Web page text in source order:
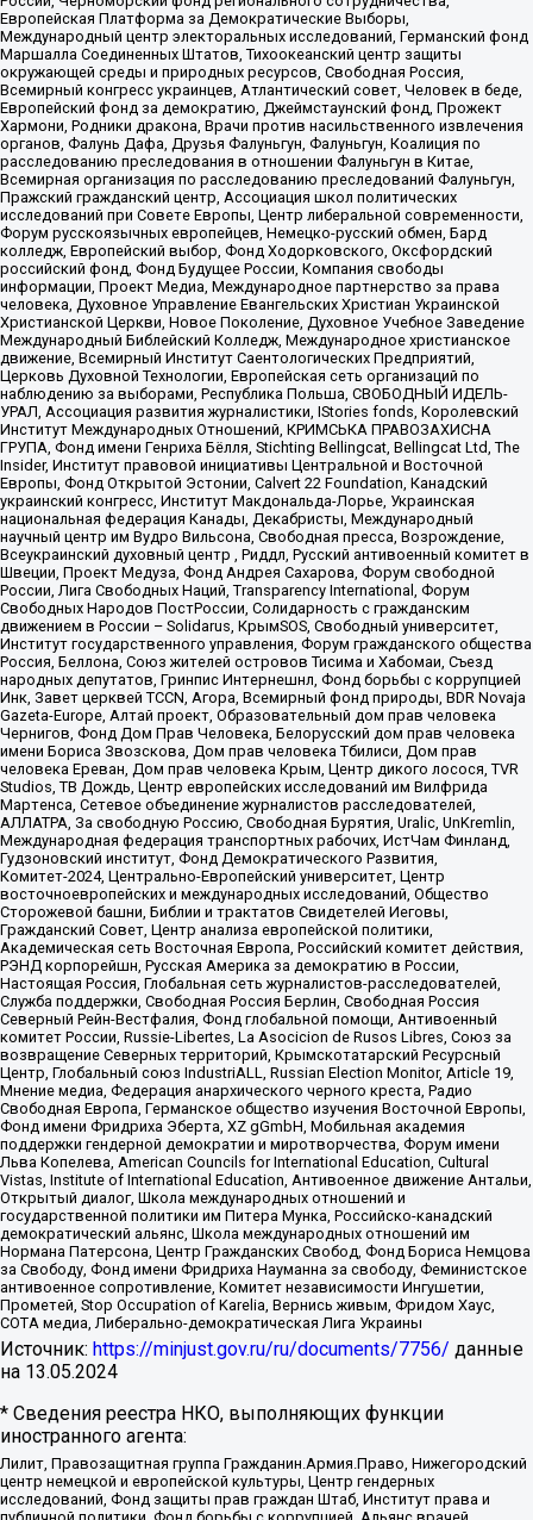
Европейская Платформа за Демократические Выборы,
Международный центр электоральных исследований, Германский фонд
Маршалла Соединенных Штатов, Тихоокеанский центр защиты
окружающей среды и природных ресурсов, Свободная Россия,
Всемирный конгресс украинцев, Атлантический совет, Человек в беде,
Европейский фонд за демократию, Джеймстаунский фонд, Прожект
Хармони, Родники дракона, Врачи против насильственного извлечения
органов, Фалунь Дафа, Друзья Фалуньгун, Фалуньгун, Коалиция по
расследованию преследования в отношении Фалуньгун в Китае,
Всемирная организация по расследованию преследований Фалуньгун,
Пражский гражданский центр, Ассоциация школ политических
исследований при Совете Европы, Центр либеральной современности,
Форум русскоязычных европейцев, Немецко-русский обмен, Бард
колледж, Европейский выбор, Фонд Ходорковского, Оксфордский
российский фонд, Фонд Будущее России, Компания свободы
информации, Проект Медиа, Международное партнерство за права
человека, Духовное Управление Евангельских Христиан Украинской
Христианской Церкви, Новое Поколение, Духовное Учебное Заведение
Международный Библейский Колледж, Международное христианское
движение, Всемирный Институт Саентологических Предприятий,
Церковь Духовной Технологии, Европейская сеть организаций по
наблюдению за выборами, Республика Польша, СВОБОДНЫЙ ИДЕЛЬ-
УРАЛ, Ассоциация развития журналистики, IStories fonds, Королевский
Институт Международных Отношений, КРИМСЬКА ПРАВОЗАХИСНА
ГРУПА, Фонд имени Генриха Бёлля, Stichting Bellingcat, Bellingcat Ltd, The
Insider, Институт правовой инициативы Центральной и Восточной
Европы, Фонд Открытой Эстонии, Calvert 22 Foundation, Канадский
украинский конгресс, Институт Макдональда-Лорье, Украинская
национальная федерация Канады, Декабристы, Международный
научный центр им Вудро Вильсона, Свободная пресса, Возрождение,
Всеукраинский духовный центр , Риддл, Русский антивоенный комитет в
Швеции, Проект Медуза, Фонд Андрея Сахарова, Форум свободной
России, Лига Свободных Наций, Transparеncy International, Форум
Свободных Народов ПостРоссии, Солидарность с гражданским
движением в России – Solidarus, КрымSOS, Свободный университет,
Институт государственного управления, Форум гражданского общества
Россия, Беллона, Союз жителей островов Тисима и Хабомаи, Съезд
народных депутатов, Гринпис Интернешнл, Фонд борьбы с коррупцией
Инк, Завет церквей TCCN, Агора, Всемирный фонд природы, BDR Novaja
Gazeta-Europe, Алтай проект, Образовательный дом прав человека
Чернигов, Фонд Дом Прав Человека, Белорусский дом прав человека
имени Бориса Звозскова, Дом прав человека Тбилиси, Дом прав
человека Ереван, Дом прав человека Крым, Центр дикого лосося, TVR
Studios, ТВ Дождь, Центр европейских исследований им Вилфрида
Мартенса, Сетевое объединение журналистов расследователей,
АЛЛАТРА, За свободную Россию, Свободная Бурятия, Uralic, UnKremlin,
Международная федерация транспортных рабочих, ИстЧам Финланд,
Гудзоновский институт, Фонд Демократического Развития,
Комитет-2024, Центрально-Европейский университет, Центр
восточноевропейских и международных исследований, Общество
Сторожевой башни, Библии и трактатов Свидетелей Иеговы,
Гражданский Совет, Центр анализа европейской политики,
Академическая сеть Восточная Европа, Российский комитет действия,
РЭНД корпорейшн, Русская Америка за демократию в России,
Настоящая Россия, Глобальная сеть журналистов-расследователей,
Служба поддержки, Свободная Россия Берлин, Свободная Россия
Северный Рейн-Вестфалия, Фонд глобальной помощи, Антивоенный
комитет России, Russie-Libertes, La Asocicion de Rusos Libres, Союз за
возвращение Северных территорий, Крымскотатарский Ресурсный
Центр, Глобальный союз IndustriALL, Russian Election Monitor, Article 19,
Мнение медиа, Федерация анархического черного креста, Радио
Свободная Европа, Германское общество изучения Восточной Европы,
Фонд имени Фридриха Эберта, XZ gGmbH, Мобильная академия
поддержки гендерной демократии и миротворчества, Форум имени
Льва Копелева, American Councils for International Education, Cultural
Vistas, Institute of International Education, Антивоенное движение Антальи,
Открытый диалог, Школа международных отношений и
государственной политики им Питера Мунка, Российско-канадский
демократический альянс, Школа международных отношений им
Нормана Патерсона, Центр Гражданских Свобод, Фонд Бориса Немцова
за Свободу, Фонд имени Фридриха Науманна за свободу, Феминистское
антивоенное сопротивление, Комитет независимости Ингушетии,
Прометей, Stop Occupation of Karelia, Вернись живым, Фридом Хаус,
СОТА медиа, Либерально-демократическая Лига Украины
Источник: https://minjust.gov.ru/ru/documents/7756/ данные
на 13.05.2024
* Сведения реестра НКО, выполняющих функции
иностранного агента:
Лилит, Правозащитная группа Гражданин.Армия.Право, Нижегородский
центр немецкой и европейской культуры, Центр гендерных
исследований, Фонд защиты прав граждан Штаб, Институт права и